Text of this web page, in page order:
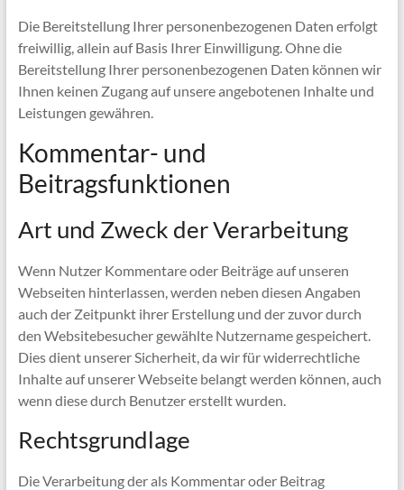
Die Bereitstellung Ihrer personenbezogenen Daten erfolgt
freiwillig, allein auf Basis Ihrer Einwilligung. Ohne die
Bereitstellung Ihrer personenbezogenen Daten können wir
Ihnen keinen Zugang auf unsere angebotenen Inhalte und
Leistungen gewähren.
Kommentar- und
Beitragsfunktionen
Art und Zweck der Verarbeitung
Wenn Nutzer Kommentare oder Beiträge auf unseren
Webseiten hinterlassen, werden neben diesen Angaben
auch der Zeitpunkt ihrer Erstellung und der zuvor durch
den Websitebesucher gewählte Nutzername gespeichert.
Dies dient unserer Sicherheit, da wir für widerrechtliche
Inhalte auf unserer Webseite belangt werden können, auch
wenn diese durch Benutzer erstellt wurden.
Rechtsgrundlage
Die Verarbeitung der als Kommentar oder Beitrag